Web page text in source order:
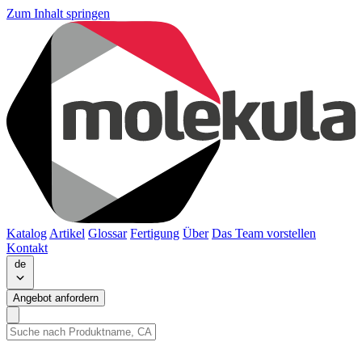
Zum Inhalt springen
Katalog Artikel Glossar Fertigung Über Das Team vorstellen
Kontakt
de
Angebot anfordern